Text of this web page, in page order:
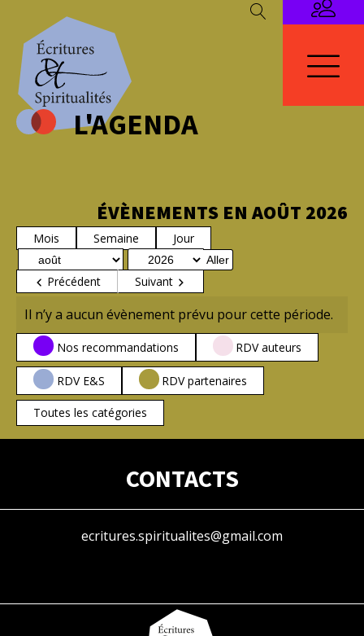
L'AGENDA
ÉVÈNEMENTS EN AOÛT 2026
Mois Semaine Jour
Mois
Année
Précédent Suivant
Il n’y a aucun évènement prévu pour cette période.
CATÉGORIESNos recommandations RDV auteurs
RDV E&S RDV partenaires
Toutes les catégories
CONTACTS
ecritures.spiritualites@gmail.com